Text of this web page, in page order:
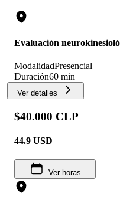
Evaluación
ModalidadPresencial
Duración60 min
Ver detalles
$40.000 CLP
44.9 USD
Ver horas